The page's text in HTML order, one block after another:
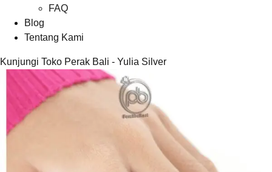
FAQ
Blog
Tentang Kami
Kunjungi Toko Perak Bali - Yulia Silver